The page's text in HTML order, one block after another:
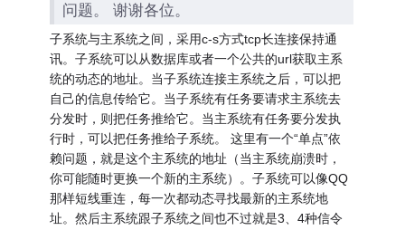
问题。 谢谢各位。
子系统与主系统之间，采用c-s方式tcp长连接保持通
讯。子系统可以从数据库或者一个公共的url获取主系
统的动态的地址。当子系统连接主系统之后，可以把
自己的信息传给它。当子系统有任务要请求主系统去
分发时，则把任务推给它。当主系统有任务要分发执
行时，可以把任务推给子系统。 这里有一个“单点”依
赖问题，就是这个主系统的地址（当主系统崩溃时，
你可能随时更换一个新的主系统）。子系统可以像QQ
那样短线重连，每一次都动态寻找最新的主系统地
址。然后主系统跟子系统之间也不过就是3、4种信令